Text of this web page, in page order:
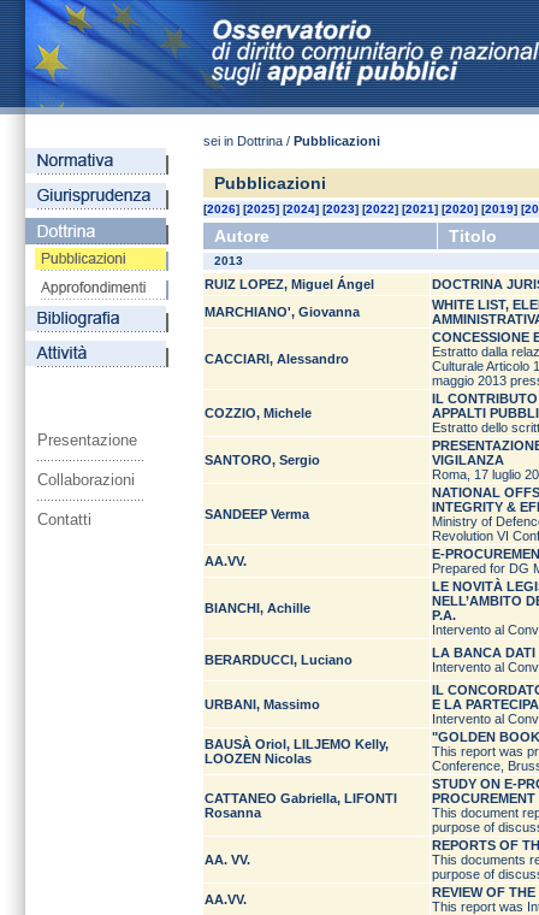
Presentazione
Collaborazioni
Contatti
sei in Dottrina / Pubblicazioni
Pubblicazioni
[2026] [2025] [2024] [2023] [2022] [2021] [2020] [2019] [
Autore Titolo
2013
RUIZ LOPEZ, Miguel Ángel
DOCTRINA
MARCHIANO', Giovanna
WHITE LIST,
CACCIARI, Alessandro
CONCESSIONE
Estratto dalla
Culturale Articolo
maggio 2013
COZZIO, Michele
IL
APPALTI
Estratto dello
SANTORO, Sergio
VIGILANZA
Roma, 17 luglio
SANDEEP Verma
NATIONAL
INTEGRITY &
Ministry of
Revolution VI
AA.VV.
E-
Prepared for DG
BIANCHI, Achille
LE NOVITÀ
NELL’AMBITO
P.A.
Intervento al
BERARDUCCI, Luciano
LA BANCA DATI
Intervento al
URBANI, Massimo
IL
E LA
Intervento al
BAUSÀ Oriol, LILJEMO Kelly,
LOOZEN Nicolas
"GOLDEN
This report was
Conference,
CATTANEO Gabriella, LIFONTI
Rosanna
STUDY ON E-
This document
purpose of
AA. VV.
REPORTS OF
This documents
purpose of
AA.VV.
REVIEW OF
This report was